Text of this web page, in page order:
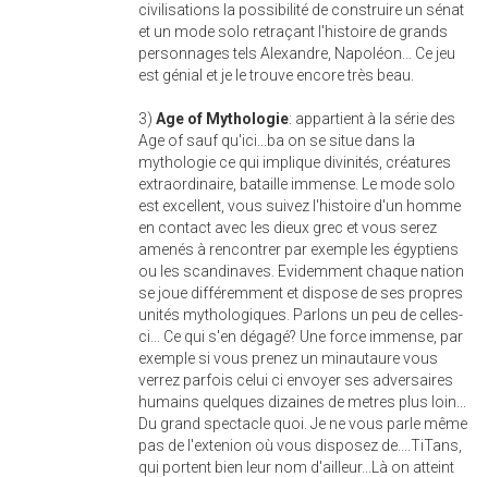
civilisations la possibilité de construire un sénat
et un mode solo retraçant l'histoire de grands
personnages tels Alexandre, Napoléon... Ce jeu
est génial et je le trouve encore très beau.
3) Age of Mythologie: appartient à la série des
Age of sauf qu'ici...ba on se situe dans la
mythologie ce qui implique divinités, créatures
extraordinaire, bataille immense. Le mode solo
est excellent, vous suivez l'histoire d'un homme
en contact avec les dieux grec et vous serez
amenés à rencontrer par exemple les égyptiens
ou les scandinaves. Evidemment chaque nation
se joue différemment et dispose de ses propres
unités mythologiques. Parlons un peu de celles-
ci... Ce qui s'en dégagé? Une force immense, par
exemple si vous prenez un minautaure vous
verrez parfois celui ci envoyer ses adversaires
humains quelques dizaines de metres plus loin...
Du grand spectacle quoi. Je ne vous parle même
pas de l'extenion où vous disposez de....TiTans,
qui portent bien leur nom d'ailleur...Là on atteint